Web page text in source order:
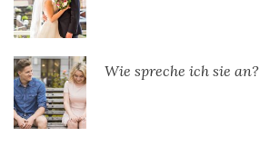
Wie spreche ich sie an?